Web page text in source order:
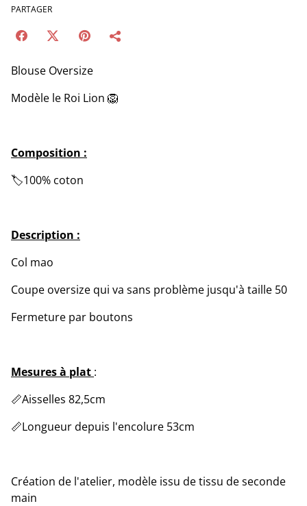
PARTAGER
Blouse Oversize
Modèle le Roi Lion 🦁
Composition :
🏷️100% coton
Description :
Col mao
Coupe oversize qui va sans problème jusqu'à taille 50
Fermeture par boutons
Mesures à plat :
📏Aisselles 82,5cm
📏Longueur depuis l'encolure 53cm
Création de l'atelier, modèle issu de tissu de seconde
main